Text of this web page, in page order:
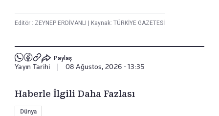
Editör : ZEYNEP ERDİVANLI Kaynak: TÜRKİYE GAZETESİ
Paylaş
Yayın Tarihi 08 Ağustos, 2026 - 13:35
Haberle İlgili Daha Fazlası
Dünya